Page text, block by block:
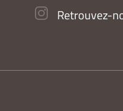
Retrouvez-